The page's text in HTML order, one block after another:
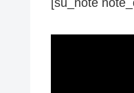
[su_note